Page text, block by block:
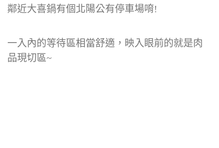
鄰近大喜鍋有個北陽公有停車場唷!
一入內的等待區相當舒適，映入眼前的就是肉
品現切區~